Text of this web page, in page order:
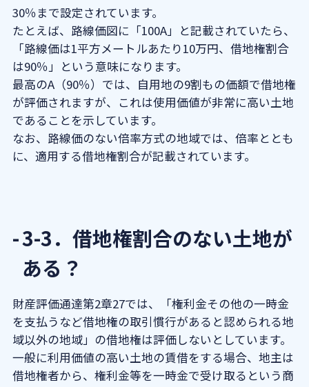
30％まで設定されています。
たとえば、路線価図に「100A」と記載されていたら、
「路線価は1平方メートルあたり10万円、借地権割合
は90％」という意味になります。
最高のA（90％）では、自用地の9割もの価額で借地権
が評価されますが、これは使用価値が非常に高い土地
であることを示しています。
なお、路線価のない倍率方式の地域では、倍率ととも
に、適用する借地権割合が記載されています。
3-3．借地権割合のない土地が
ある？
財産評価通達第2章27では、「権利金その他の一時金
を支払うなど借地権の取引慣行があると認められる地
域以外の地域」の借地権は評価しないとしています。
一般に利用価値の高い土地の賃借をする場合、地主は
借地権者から、権利金等を一時金で受け取るという商